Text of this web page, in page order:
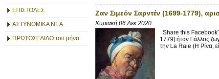
ΕΠΙΣΤΟΛΕΣ
ΑΣΤΥΝΟΜΙΚΑ ΝΕΑ
ΠΡΩΤΟΣΕΛΙΔΟ του μήνα
Ζαν Σιμεόν Σαρντέν (1699-1779),
Κυριακή 06 Δεκ 2020
Share this
1779] ήταν Γάλλος
την La Raie (Η Ρίνα,